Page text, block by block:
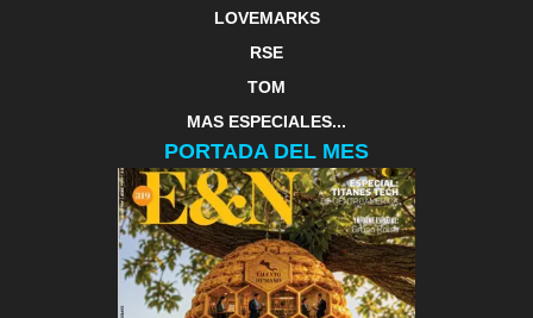
LOVEMARKS
RSE
TOM
MAS ESPECIALES...
PORTADA DEL MES